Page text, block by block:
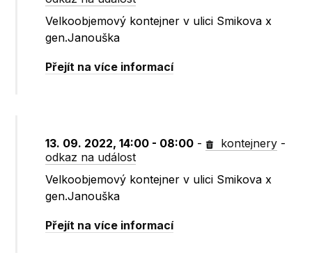
Velkoobjemový kontejner v ulici Smikova x
gen.Janouška
Přejít na více informací
13. 09. 2022, 14:00 - 08:00 - kontejnery -
odkaz na událost
Velkoobjemový kontejner v ulici Smikova x
gen.Janouška
Přejít na více informací